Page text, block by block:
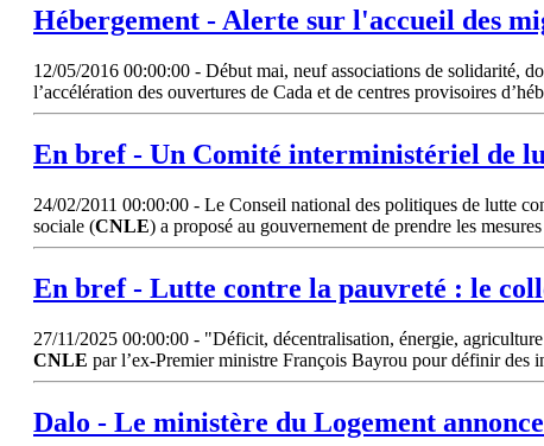
Hébergement - Alerte sur l'accueil des
12/05/2016 00:00:00 - Début mai, neuf associations de solidarité,
l’accélération des ouvertures de Cada et de centres provisoires
En bref - Un Comité interministériel de
24/02/2011 00:00:00 - Le Conseil national des politiques de lutte
sociale (CNLE) a proposé au gouvernement de prendre les
En bref - Lutte contre la pauvreté : le
27/11/2025 00:00:00 - "Déficit, décentralisation, énergie,
CNLE par l’ex-Premier ministre François Bayrou pour définir des
Dalo - Le ministère du Logement